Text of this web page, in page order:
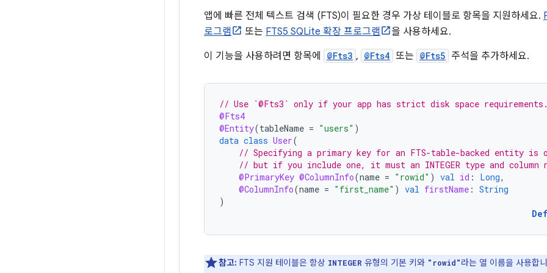
앱에 빠른 전체 텍스트 검색 (FTS)이 필요한 경우 가상 테이블로 항목을 지원하세요.
로그램
또는 FTS5 SQLite 확장 프로그램
을 사용하세요.
이 기능을 사용하려면 항목에
@Fts3 , @Fts4 또는 @Fts5 주석을 추가하세요.
// Use `@Fts3` only if your app has strict disk space
@Fts4
@Entity(tableName = "users" )
data class User(
// Specifying a primary key for an FTS-table-backed entity is
// but if you include one, it must an INTEGER type and column
@PrimaryKey @ColumnInfo(name = "rowid" ) val id : Long,
@ColumnInfo(name = "first_name" ) val firstName : String
)
참고: FTS 지원 테이블은 항상 INTEGER 유형의 기본 키와 "rowid"라는 열 이름을 사용합